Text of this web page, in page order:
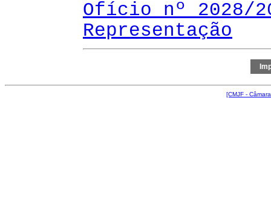
Ofício nº 2028/
Representação
[CMJF -